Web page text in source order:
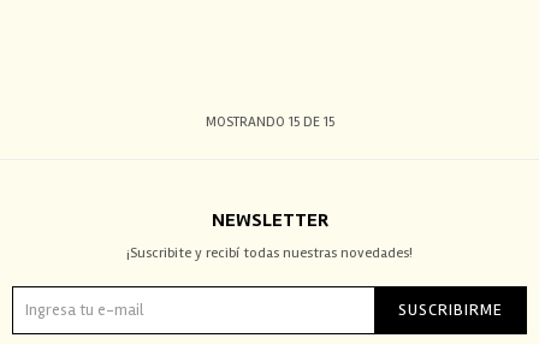
MOSTRANDO 15DE 15
NEWSLETTER
¡Suscribite y recibí todas nuestras novedades!
SUSCRIBIRME